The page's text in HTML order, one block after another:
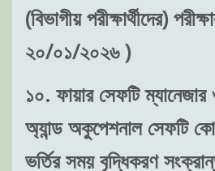
(বিভাগীয় পরীক্ষার্থীদের)
২০/০১/২০২৬ )
১০. ফায়ার সেফটি ম্যানেজার
অ্যান্ড অকুপেশনাল সেফটি
ভর্তির সময় বৃদ্ধিকরণ